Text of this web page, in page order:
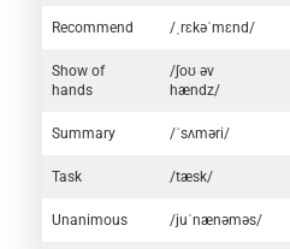
Recommend /ˌrɛkəˈmɛnd/
Show of
hands
/ʃoʊ əv
hændz/
Summary /ˈsʌməri/
Task /tæsk/
Unanimous /juˈnænəməs/